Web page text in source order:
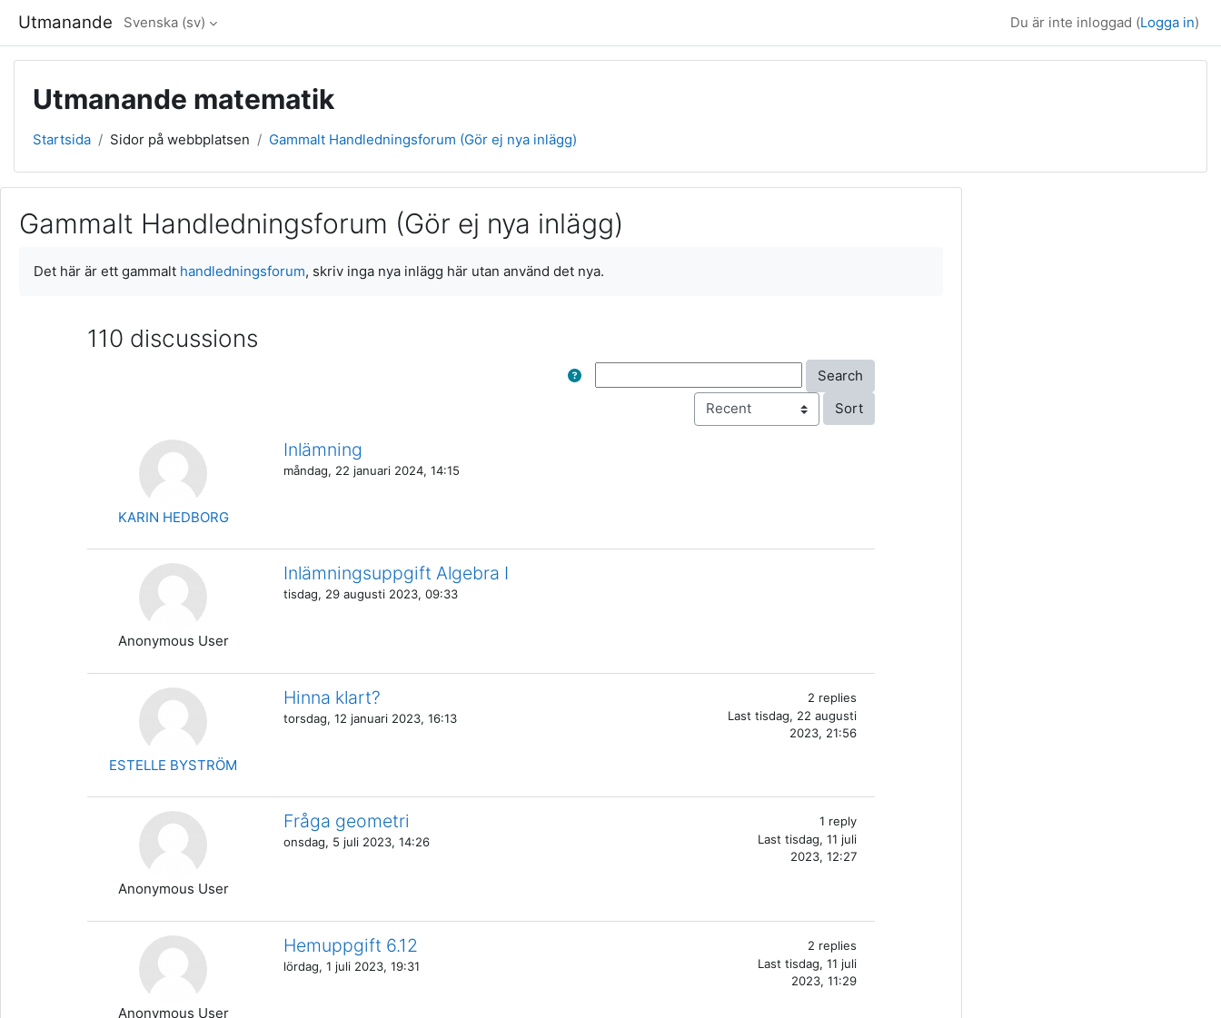
Utmanande Svenska ‎(sv)‎ Du är inte inloggad (Logga in)
Utmanande matematik
Startsida Sidor på webbplatsen Gammalt Handledningsforum (Gör ej nya inlägg)
Gammalt Handledningsforum (Gör ej nya inlägg)
Det här är ett gammalt handledningsforum, skriv inga nya inlägg här utan använd det nya.
110 discussions
Search Search
Sort discussions
Order by Activating the sort button will cause content on the page to
KARIN HEDBORG
Inlämning
måndag, 22 januari 2024, 14:15
Anonymous User
Inlämningsuppgift Algebra I
tisdag, 29 augusti 2023, 09:33
ESTELLE BYSTRÖM
Hinna klart?
torsdag, 12 januari 2023, 16:13
2 replies
Last tisdag, 22 augusti
2023, 21:56
Anonymous User
Fråga geometri
onsdag, 5 juli 2023, 14:26
1 reply
Last tisdag, 11 juli
2023, 12:27
Anonymous User
Hemuppgift 6.12
lördag, 1 juli 2023, 19:31
2 replies
Last tisdag, 11 juli
2023, 11:29